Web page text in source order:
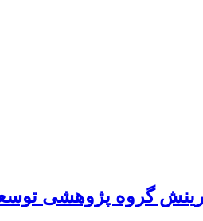
گروه پژوهشی